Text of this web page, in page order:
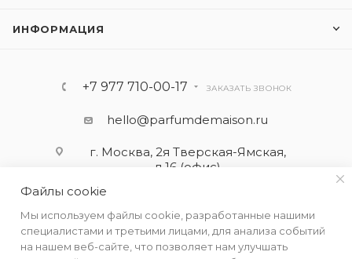
ИНФОРМАЦИЯ
+7 977 710-00-17 ЗАКАЗАТЬ ЗВОНОК
hello@parfumdemaison.ru
г. Москва, 2я Тверская-Ямская,
д.16 (офис)
Файлы cookie
Мы используем файлы cookie, разработанные нашими
специалистами и третьими лицами, для анализа событий
на нашем веб-сайте, что позволяет нам улучшать